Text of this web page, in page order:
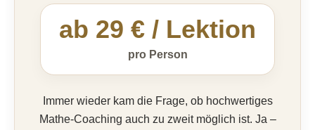
ab 29 € / Lektion
pro Person
Immer wieder kam die Frage, ob hochwertiges
Mathe-Coaching auch zu zweit möglich ist. Ja –